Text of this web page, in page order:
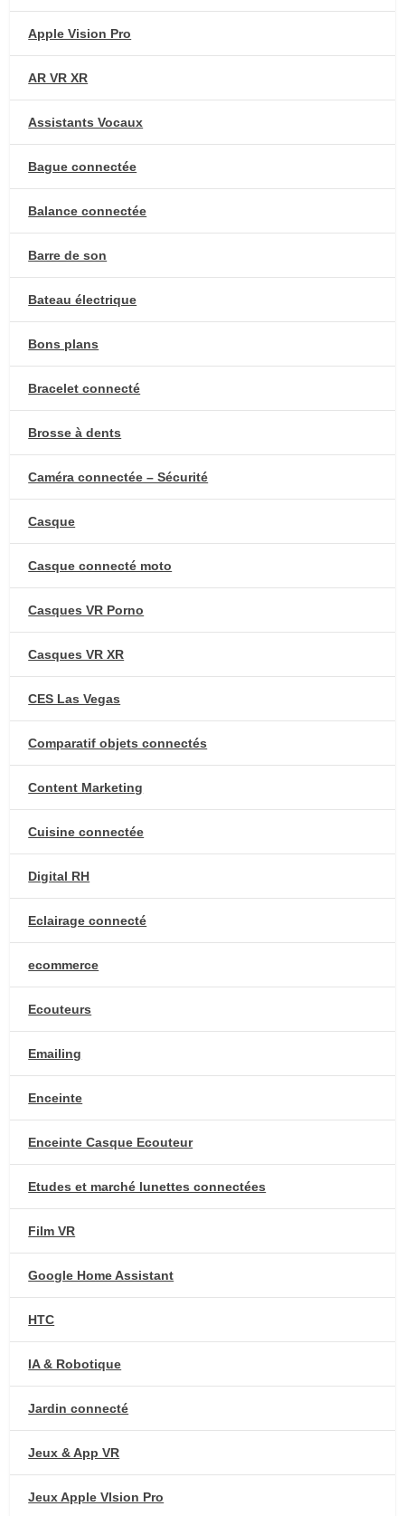
Apple Vision Pro
AR VR XR
Assistants Vocaux
Bague connectée
Balance connectée
Barre de son
Bateau électrique
Bons plans
Bracelet connecté
Brosse à dents
Caméra connectée – Sécurité
Casque
Casque connecté moto
Casques VR Porno
Casques VR XR
CES Las Vegas
Comparatif objets connectés
Content Marketing
Cuisine connectée
Digital RH
Eclairage connecté
ecommerce
Ecouteurs
Emailing
Enceinte
Enceinte Casque Ecouteur
Etudes et marché lunettes connectées
Film VR
Google Home Assistant
HTC
IA & Robotique
Jardin connecté
Jeux & App VR
Jeux Apple VIsion Pro